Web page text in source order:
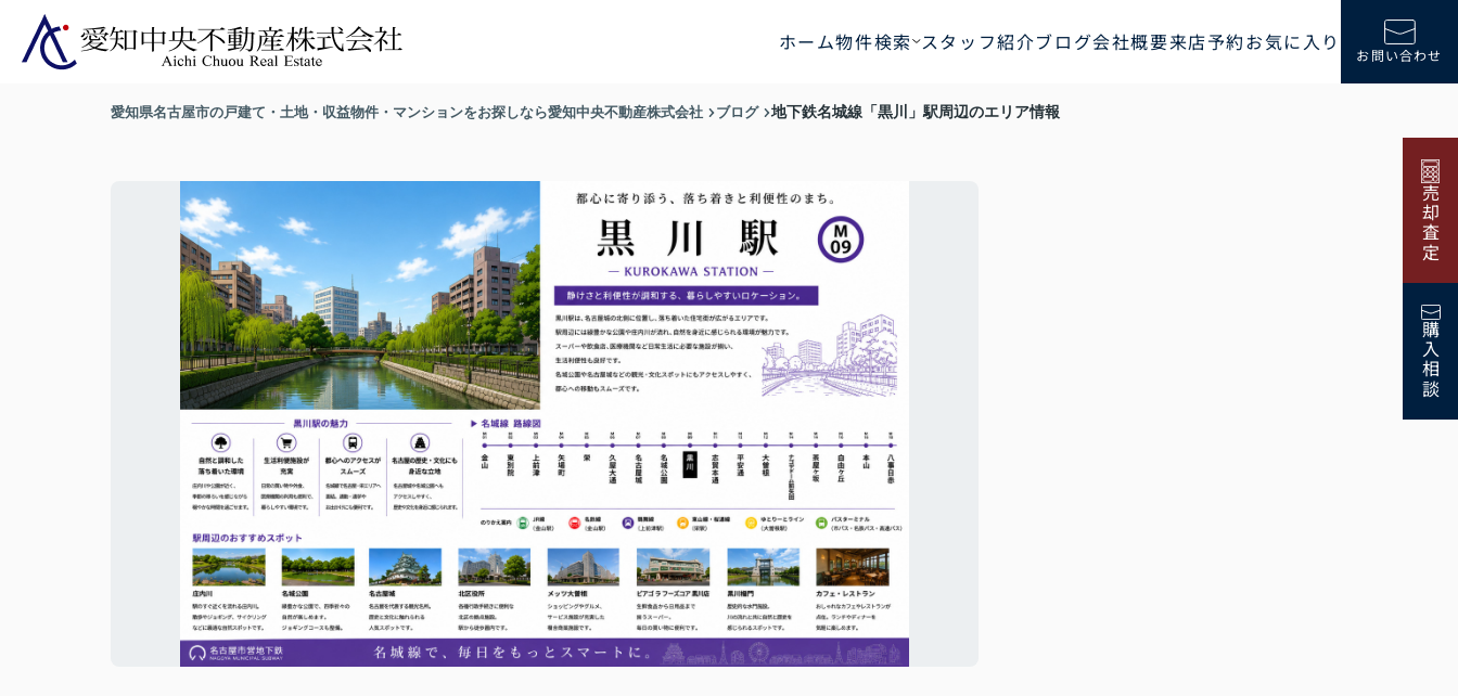
ホーム物件検索 スタッフ紹介ブログ会社概要来店予約お気に入り お問い合わせ
売却査定
購入相談
愛知県名古屋市の戸建て・土地・収益物件・マンションをお探しなら愛知中央不動産株式会社 ブログ 地下鉄名城線「黒川」駅周辺のエリア情報